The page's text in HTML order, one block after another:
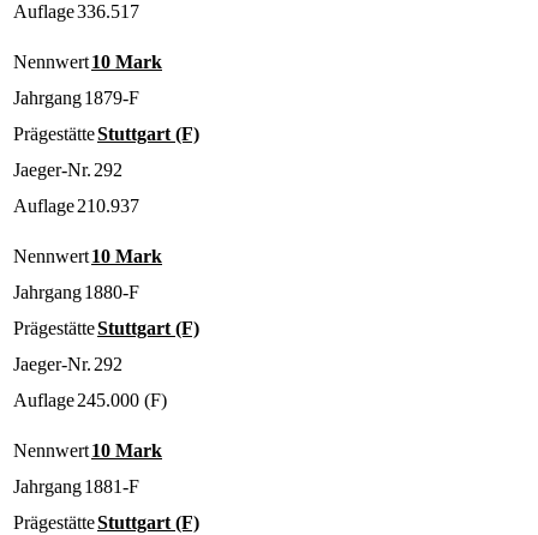
Auflage336.517
Nennwert10 Mark
Jahrgang1879-F
PrägestätteStuttgart (F)
Jaeger-Nr. 292
Auflage210.937
Nennwert10 Mark
Jahrgang1880-F
PrägestätteStuttgart (F)
Jaeger-Nr. 292
Auflage245.000 (F)
Nennwert10 Mark
Jahrgang1881-F
PrägestätteStuttgart (F)